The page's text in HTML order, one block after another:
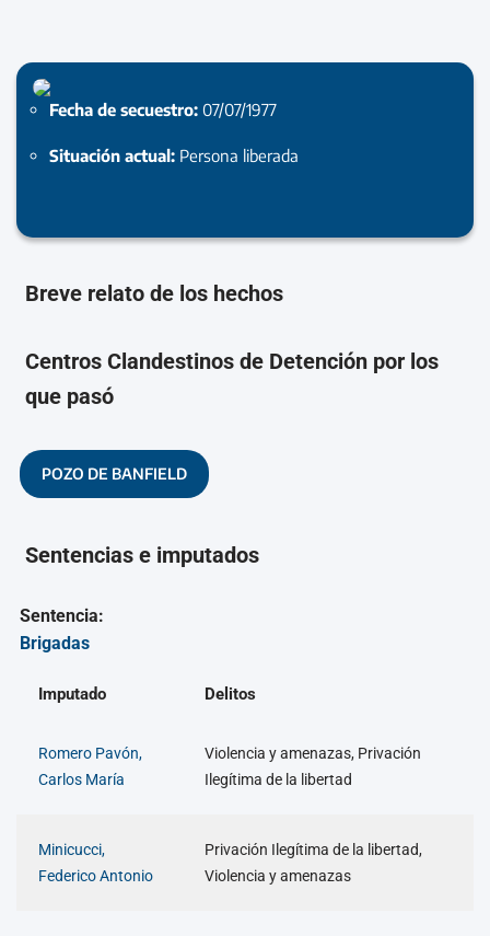
Fecha de secuestro: 07/07/1977
Situación actual: Persona liberada
Breve relato de los hechos
Centros Clandestinos de Detención por los
que pasó
POZO DE BANFIELD
Sentencias e imputados
Sentencia:
Brigadas
Imputado Delitos
Romero Pavón,
Carlos María
Violencia y amenazas, Privación
Ilegítima de la libertad
Minicucci,
Federico Antonio
Privación Ilegítima de la libertad,
Violencia y amenazas